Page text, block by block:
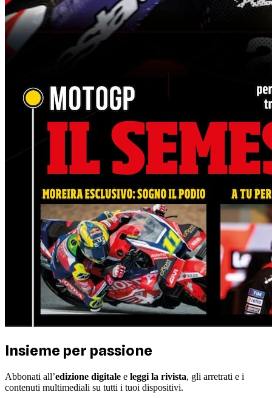
Insieme per passione
Abbonati all’edizione digitale e leggi la rivista, gli arretrati e i
contenuti multimediali su tutti i tuoi dispositivi.